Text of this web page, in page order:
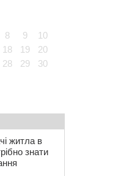
8 9
10
18 19
20
28 29
30
житла в
знати